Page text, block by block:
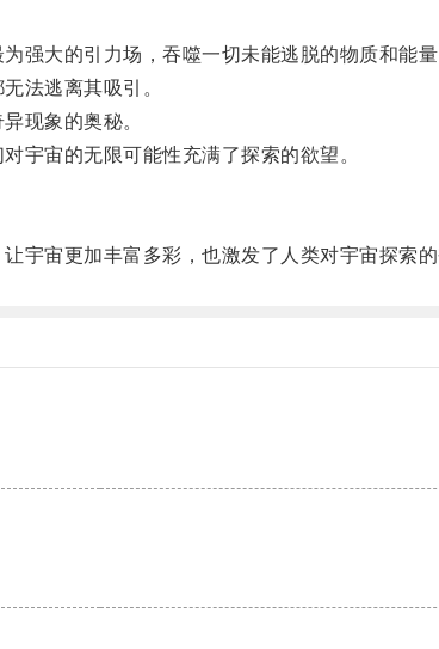
大的引力场，吞噬一切未能逃脱的物质和能量
法逃离其吸引。
现象的奥秘。
宙的无限可能性充满了探索的欲望。
宙更加丰富多彩，也激发了人类对宇宙探索的